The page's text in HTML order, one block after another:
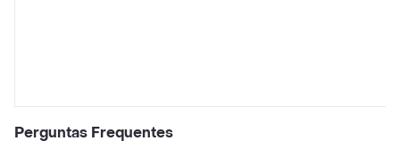
Perguntas Frequentes